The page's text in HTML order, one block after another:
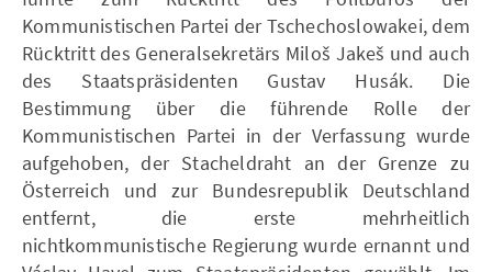
Kommunistischen Partei der Tschechoslowakei, dem
Rücktritt des Generalsekretärs Miloš Jakeš und auch
des Staatspräsidenten Gustav Husák. Die
Bestimmung über die führende Rolle der
Kommunistischen Partei in der Verfassung wurde
aufgehoben, der Stacheldraht an der Grenze zu
Österreich und zur Bundesrepublik Deutschland
entfernt, die erste mehrheitlich
nichtkommunistische Regierung wurde ernannt und